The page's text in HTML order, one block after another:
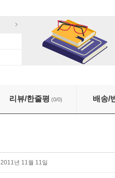
리뷰/한줄평 (0/0) 배송/
2011년 11월 11일